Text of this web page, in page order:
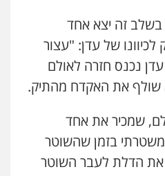
שרון
מעצרים וחקירות
אלימות סמים מעצרים
בשלב זה יצא אחד
של עדן: "עצור
נכנס חזרה לאולם
שולף את האקדח מהתיק.
שמכיר את אחד
בזמן שהשוטר
הדלת לעבר השוטר